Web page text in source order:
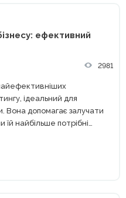
ефективний
2981
ідеальний для
Вона допомагає залучати
найбільше потрібні
з будь-якими...